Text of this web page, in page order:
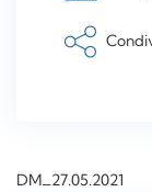
DM_27.05.2021